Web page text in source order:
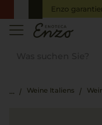
Enzo
Weine Italiens